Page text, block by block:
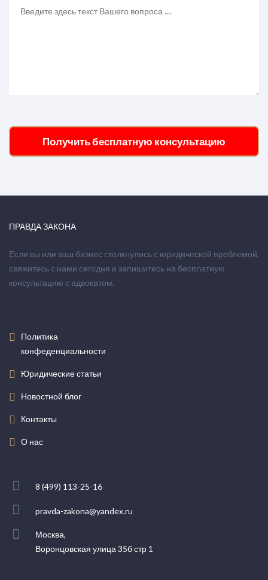
Получить бесплатную консультацию
ПРАВДА ЗАКОНА
Если вы или ваш бизнес столкнулись с юридической проблемой,
свяжитесь с нами сегодня и запишитесь на бесплатную
консультацию с адвокатом.
Политика
конфеденциальности
Юридические статьи
Новостной блог
Контакты
О нас
8 (499) 113-25-16
pravda-zakona@yandex.ru
Москва,
Воронцовская улица 35б стр 1